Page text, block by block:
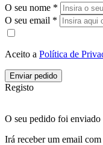
O seu nome *
O seu email *
Aceito a Política de
Enviar pedido
Registo
O seu pedido foi enviado
Irá receber um email